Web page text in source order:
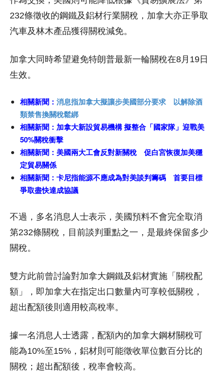
232條徵收的鋼鐵及鋁材行業關稅，加拿大亦正爭取
汽車及林木產品獲得關稅減免。
加拿大同時希望避免特朗普最新一輪關稅在8月19日
生效。
相關新聞： 消息指加拿大擬讓步美國部分要求 以解除酒
類禁售換關稅鬆綁
相關新聞： 加拿大新設貿易機構 擬整合「國家隊」迎戰美
50%關稅衝擊
相關新聞： 美國兩大工會反對新關稅 促白宮恢復加美穩
定貿易關係
相關新聞： 卡尼指能源不應成為對美談判籌碼 首要目標
爭取盡快達成協議
不過，多名消息人士表示，美國預料不會完全取消
第232條關稅，目前談判重點之一，是最終保留多少
關稅。
雙方此前曾討論對加拿大鋼鐵及鋁材實施「關稅配
額」，即加拿大在指定出口數量內可享較低關稅，
超出配額後則適用較高稅率。
據一名消息人士透露，配額內的加拿大鋼材關稅可
能為10%至15%，鋁材則可能徵收單位數百分比的
關稅；超出配額後，稅率會較高。